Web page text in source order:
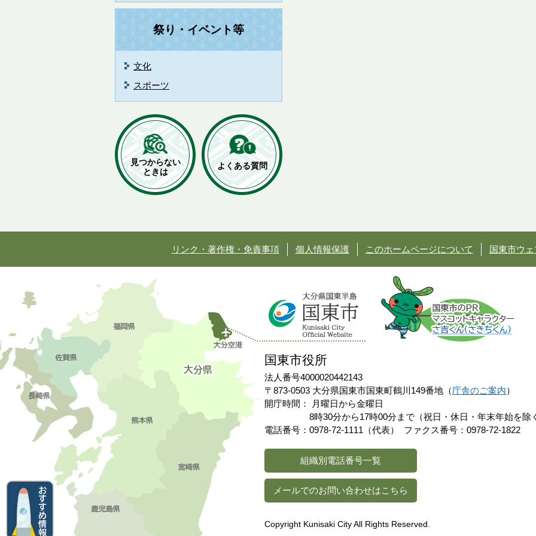
祭り・イベント等
文化
スポーツ
見つからない
ときは
よくある質問
リンク・著作権・免責事項 個人情報保護 このホームページについて 国東市ウ
国東市役所
法人番号4000020442143
〒873-0503 大分県国東市国東町鶴川149番地（庁舎のご案内）
開庁時間：
月曜日から金曜日
8時30分から17時00分まで（祝日・休日・年末年始を除
電話番号：0978-72-1111（代表）
ファクス番号：0978-72-1822
組織別電話番号一覧
メールでのお問い合わせはこちら
Copyright Kunisaki City All Rights Reserved.